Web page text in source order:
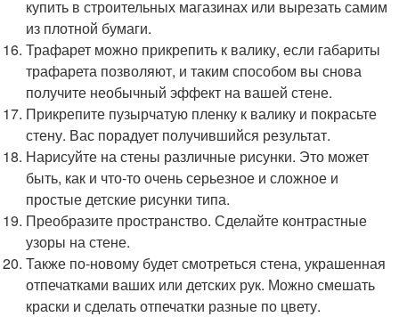
купить в строительных магазинах или вырезать самим
из плотной бумаги.
Трафарет можно прикрепить к валику, если габариты
трафарета позволяют, и таким способом вы снова
получите необычный эффект на вашей стене.
Прикрепите пузырчатую пленку к валику и покрасьте
стену. Вас порадует получившийся результат.
Нарисуйте на стены различные рисунки. Это может
быть, как и что-то очень серьезное и сложное и
простые детские рисунки типа.
Преобразите пространство. Сделайте контрастные
узоры на стене.
Также по-новому будет смотреться стена, украшенная
отпечатками ваших или детских рук. Можно смешать
краски и сделать отпечатки разные по цвету.